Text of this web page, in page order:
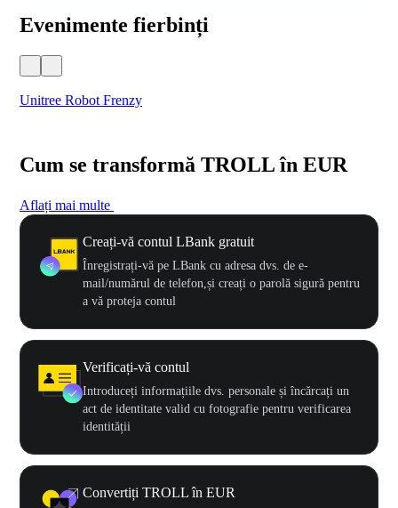
Evenimente fierbinți
Unitree Robot Frenzy
Cum se transformă TROLL în EUR
Aflați mai multe
Creați-vă contul LBank gratuit
Înregistrați-vă pe LBank cu adresa dvs. de e-
mail/numărul de telefon,și creați o parolă sigură pentru
a vă proteja contul
Verificați-vă contul
Introduceți informațiile dvs. personale și încărcați un
act de identitate valid cu fotografie pentru verificarea
identității
Convertiți TROLL în EUR